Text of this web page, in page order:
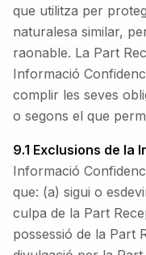
que utilitza per
naturalesa similar,
raonable. La Part
Informació
complir les seves
o segons el que
9.1 Exclusions de la
Informació
que: (a) sigui o
culpa de la Part
possessió de la Part